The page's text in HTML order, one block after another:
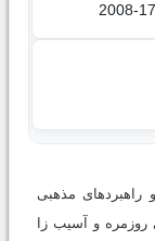
2008-
مذهبی
و آسیب زا